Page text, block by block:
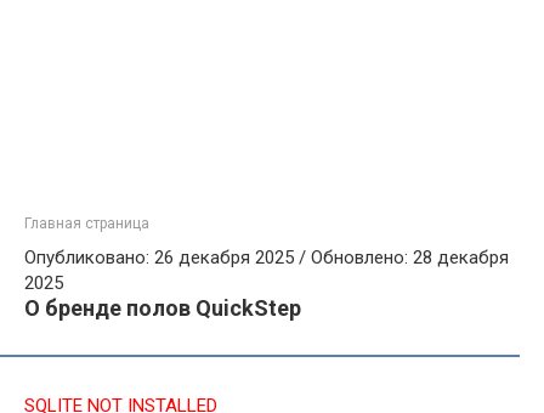
Главная страница
Опубликовано: 26 декабря 2025 / Обновлено: 28 декабря
2025
О бренде полов QuickStep
SQLITE NOT INSTALLED